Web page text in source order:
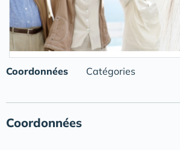
Coordonnées Catégories
Coordonnées